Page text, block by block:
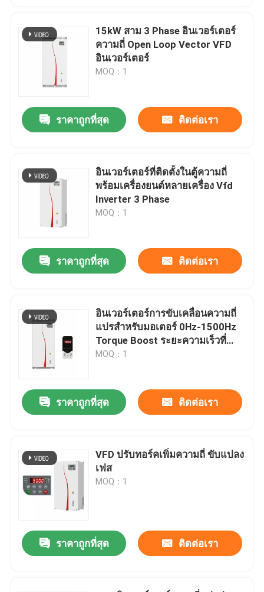
ทัวร์โรงงาน
การควบคุมคุณภาพ
ติดต่อเรา
ข่าว
ไดรฟ์ความถี่ตัวแปร VFD
ตัวแปลงความถี่ตัวแปร
เวกเตอร์ความถี่อินเวอร์เตอร์
อินเวอร์เตอร์ไดรฟ์ความถี่
การขับเคลื่อนความถี่ที่เปลี่ยนแปลงสําหรับเครน
สถานีชาร์จ EV ที่เก็บพลังงานที่สามารถปรับปรุงได้
15kW สาม 3 Phase อินเวอร์เตอร์
ความถี่ Open Loop Vector VFD
อินเวอร์เตอร์
MOQ：1
ราคาถูกที่สุด ติดต่อเรา
อินเวอร์เตอร์ที่ติดตั้งในตู้ความถี่
พร้อมเครื่องยนต์หลายเครื่อง Vfd
Inverter 3 Phase
MOQ：1
ราคาถูกที่สุด ติดต่อเรา
อินเวอร์เตอร์การขับเคลื่อนความถี่
แปรสําหรับมอเตอร์ 0Hz-1500Hz
Torque Boost ระยะความเร็วที่
กว้าง
MOQ：1
ราคาถูกที่สุด ติดต่อเรา
VFD ปรับทอร์คเพิ่มความถี่ ขับแปลง
เฟส
MOQ：1
ราคาถูกที่สุด ติดต่อเรา